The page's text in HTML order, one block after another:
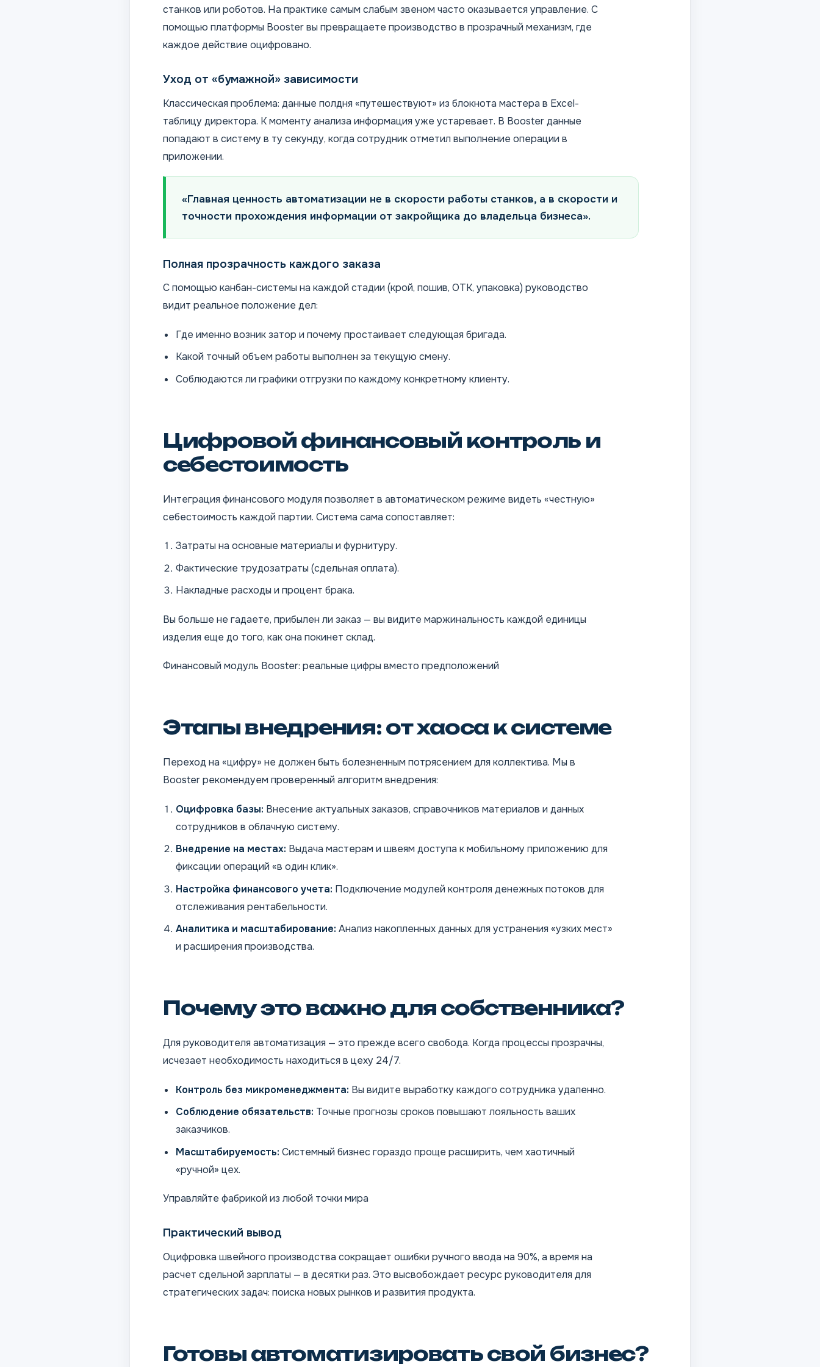
станков или роботов. На практике самым слабым звеном часто оказывается управление. С
помощью платформы Booster вы превращаете производство в прозрачный механизм, где
каждое действие оцифровано.
Уход от «бумажной» зависимости
Классическая проблема: данные полдня «путешествуют» из блокнота мастера в Excel-
таблицу директора. К моменту анализа информация уже устаревает. В Booster данные
попадают в систему в ту секунду, когда сотрудник отметил выполнение операции в
приложении.
«Главная ценность автоматизации не в скорости работы станков, а в скорости и
точности прохождения информации от закройщика до владельца бизнеса».
Полная прозрачность каждого заказа
С помощью канбан-системы на каждой стадии (крой, пошив, ОТК, упаковка) руководство
видит реальное положение дел:
Где именно возник затор и почему простаивает следующая бригада.
Какой точный объем работы выполнен за текущую смену.
Соблюдаются ли графики отгрузки по каждому конкретному клиенту.
Цифровой финансовый контроль и
себестоимость
Интеграция финансового модуля позволяет в автоматическом режиме видеть «честную»
себестоимость каждой партии. Система сама сопоставляет:
Затраты на основные материалы и фурнитуру.
Фактические трудозатраты (сдельная оплата).
Накладные расходы и процент брака.
Вы больше не гадаете, прибылен ли заказ — вы видите маржинальность каждой единицы
изделия еще до того, как она покинет склад.
Финансовый модуль Booster: реальные цифры вместо предположений
Этапы внедрения: от хаоса к системе
Переход на «цифру» не должен быть болезненным потрясением для коллектива. Мы в
Booster рекомендуем проверенный алгоритм внедрения:
Оцифровка базы: Внесение актуальных заказов, справочников материалов и данных
сотрудников в облачную систему.
Внедрение на местах: Выдача мастерам и швеям доступа к мобильному приложению для
фиксации операций «в один клик».
Настройка финансового учета: Подключение модулей контроля денежных потоков для
отслеживания рентабельности.
Аналитика и масштабирование: Анализ накопленных данных для устранения «узких мест»
и расширения производства.
Почему это важно для собственника?
Для руководителя автоматизация — это прежде всего свобода. Когда процессы прозрачны,
исчезает необходимость находиться в цеху 24/7.
Контроль без микроменеджмента: Вы видите выработку каждого сотрудника удаленно.
Соблюдение обязательств: Точные прогнозы сроков повышают лояльность ваших
заказчиков.
Масштабируемость: Системный бизнес гораздо проще расширить, чем хаотичный
«ручной» цех.
Управляйте фабрикой из любой точки мира
Практический вывод
Оцифровка швейного производства сокращает ошибки ручного ввода на 90%, а время на
расчет сдельной зарплаты — в десятки раз. Это высвобождает ресурс руководителя для
стратегических задач: поиска новых рынков и развития продукта.
Готовы автоматизировать свой бизнес?